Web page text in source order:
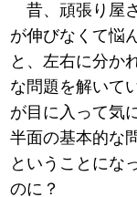
昔、頑張り屋
が伸びなくて悩
と、左右に分か
な問題を解いて
が目に入って気
半面の基本的な
ということにな
のに？